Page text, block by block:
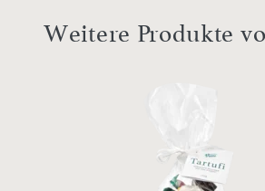
Weitere Produkte